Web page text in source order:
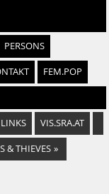
PERSONS
FEM.POP
LINKS VIS.SRA.AT
& THIEVES »